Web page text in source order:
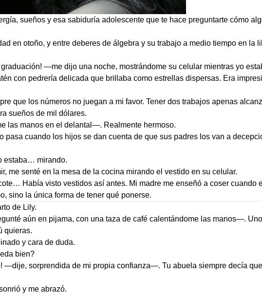
sueños y esa sabiduría adolescente que te hace preguntarte cómo
en otoño, y entre deberes de álgebra y su trabajo a medio tiempo en la
—me dijo una noche, mostrándome su celular mientras yo
con pedrería delicada que brillaba como estrellas dispersas. Era
que los números no juegan a mi favor. Tener dos trabajos apenas
sueños de mil dólares.
las manos en el delantal—. Realmente hermoso.
cuando los hijos se dan cuenta de que sus padres los van a
estaba… mirando.
me senté en la mesa de la cocina mirando el vestido en su celular.
Había visto vestidos así antes. Mi madre me enseñó a coser cuando
sino la única forma de tener qué ponerse.
de Lily.
aún en pijama, con una taza de café calentándome las manos—.
quieras.
y cara de duda.
bien?
—dije, sorprendida de mi propia confianza—. Tu abuela siempre decía
y me abrazó.